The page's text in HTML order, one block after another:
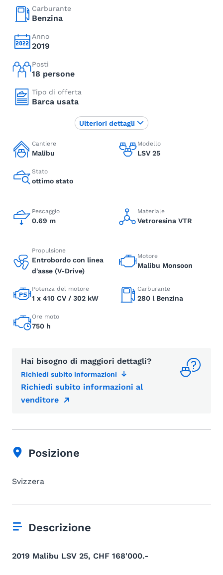
Carburante
Benzina
Anno
2019
Posti
18 persone
Tipo di offerta
Barca usata
Cantiere
Malibu
Modello
LSV 25
Stato
ottimo stato
Pescaggio
0.69 m
Materiale
Vetroresina VTR
Propulsione
Entrobordo con linea
d'asse (V-Drive)
Motore
Malibu Monsoon
Potenza del motore
1 x 410 CV / 302 kW
Carburante
280 l Benzina
Ore moto
750 h
Hai bisogno di maggiori dettagli?
Richiedi subito informazioni
Richiedi subito informazioni al
venditore
Ulteriori dettagli
Posizione
Svizzera
Descrizione
2019 Malibu LSV 25, CHF 168'000.-